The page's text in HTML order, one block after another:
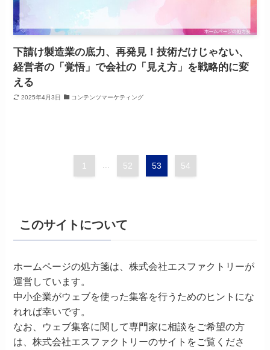
下請け製造業の底力、再発見！技術だけじゃない、
経営者の「覚悟」で会社の「見え方」を戦略的に変
える
2025年4月3日 コンテンツマーケティング
1 52 53 54
このサイトについて
ホームページの処方箋は、株式会社エスファクトリーが
運営しています。
中小企業がウェブを使った集客を行うためのヒントにな
れれば幸いです。
なお、ウェブ集客に関して専門家に相談をご希望の方
は、株式会社エスファクトリーのサイトをご覧くださ